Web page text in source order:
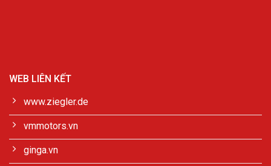
WEB LIÊN KẾT
www.ziegler.de
vmmotors.vn
ginga.vn